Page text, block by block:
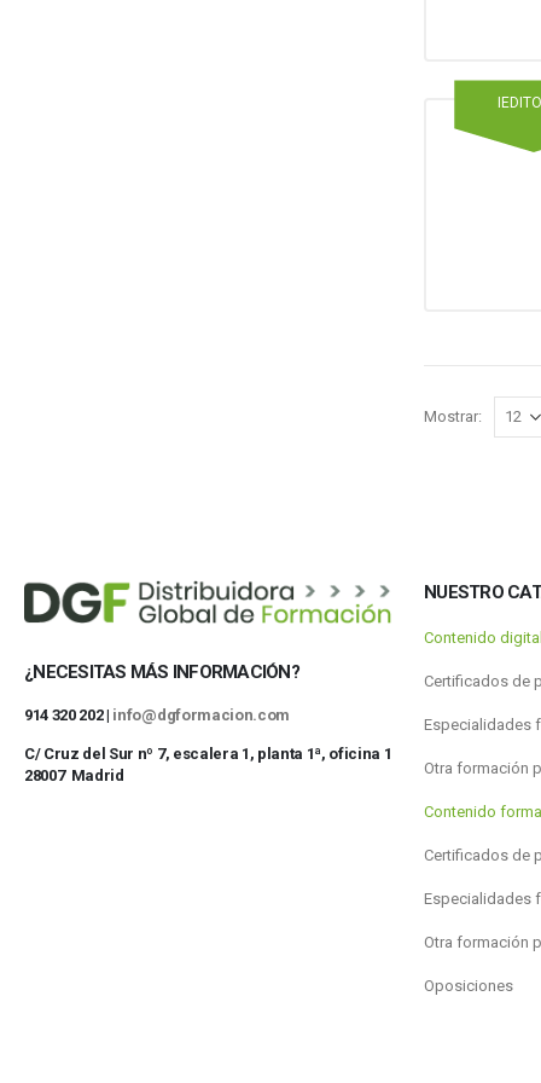
Mostrar:
¿NECESITAS MÁS INFORMACIÓN?
914 320 202 | info@dgformacion.com
C/ Cruz del Sur nº 7, escalera 1, planta 1ª, oficina 1
28007 Madrid
NUESTRO
Contenido
Certificados de
Especialidades
Otra formación
Contenido
Certificados de
Especialidades
Otra formación
Oposiciones